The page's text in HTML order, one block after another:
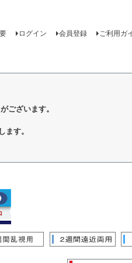
ログイン 会員登録 ご利用ガ
ございます。
ます。